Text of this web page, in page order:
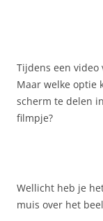
Tijdens een
Maar welke optie
scherm te delen
filmpje?
Wellicht heb je
muis over het